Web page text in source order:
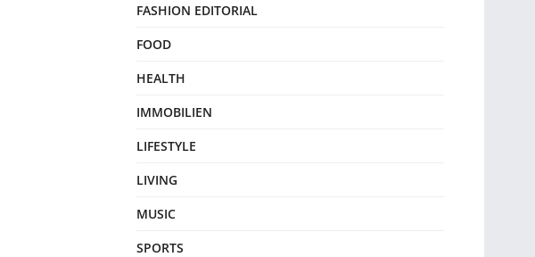
FASHION EDITORIAL
FOOD
HEALTH
IMMOBILIEN
LIFESTYLE
LIVING
MUSIC
SPORTS